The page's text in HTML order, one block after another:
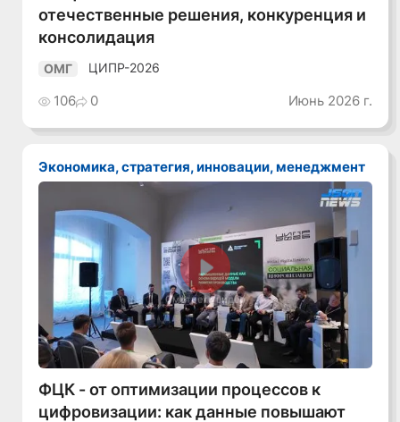
отечественные решения, конкуренция и
консолидация
ОМГ ЦИПР-2026
106 0 Июнь 2026 г.
Экономика, стратегия, инновации, менеджмент
Смотреть видео
ФЦК - от оптимизации процессов к
цифровизации: как данные повышают